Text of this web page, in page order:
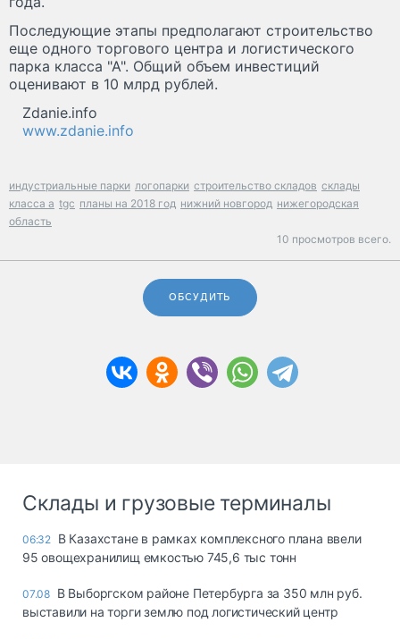
Последующие этапы предполагают строительство
еще одного торгового центра и логистического
парка класса "А". Общий объем инвестиций
оценивают в 10 млрд рублей.
Zdanie.info
www.zdanie.info
индустриальные парки логопарки строительство складов склады
класса a tgc планы на 2018 год нижний новгород нижегородская
область
10 просмотров всего.
ОБСУДИТЬ
Склады и грузовые терминалы
06:32 В Казахстане в рамках комплексного плана ввели
95 овощехранилищ емкостью 745,6 тыс тонн
07.08 В Выборгском районе Петербурга за 350 млн руб.
выставили на торги землю под логистический центр